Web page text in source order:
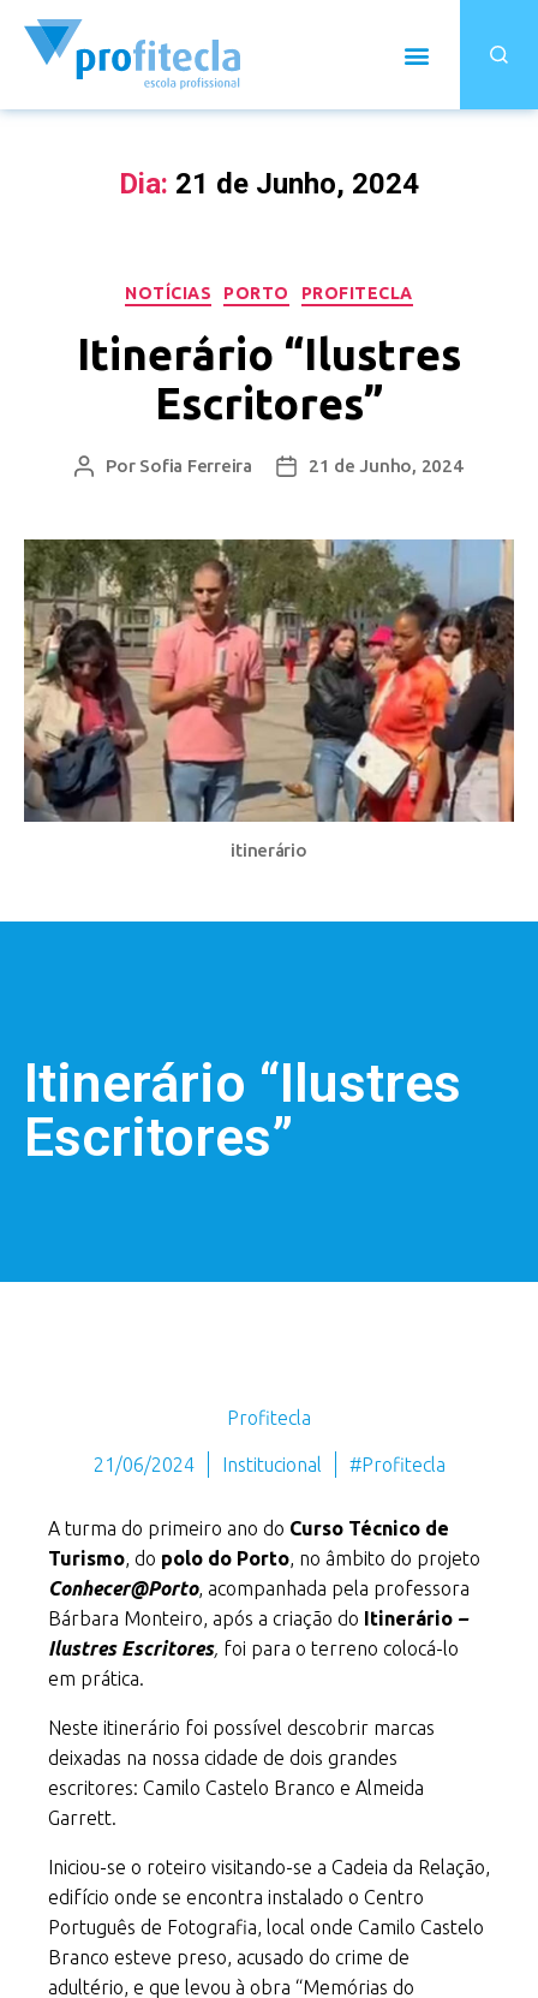
Dia: 21 de Junho, 2024
NOTÍCIAS PORTO PROFITECLA
Itinerário “Ilustres
Escritores”
Por Sofia Ferreira 21 de Junho, 2024
itinerário
Itinerário “Ilustres
Escritores”
Profitecla
21/06/2024 Institucional #Profitecla
A turma do primeiro ano do Curso Técnico de
Turismo , do polo do Porto , no âmbito do projeto
Conhecer@Porto, acompanhada pela professora
Bárbara Monteiro, após a criação do Itinerário –
Ilustres Escritores, foi para o terreno colocá-lo
em prática.
Neste itinerário foi possível descobrir marcas
deixadas na nossa cidade de dois grandes
escritores: Camilo Castelo Branco e Almeida
Garrett.
Iniciou-se o roteiro visitando-se a Cadeia da Relação,
edifício onde se encontra instalado o Centro
Português de Fotografia, local onde Camilo Castelo
Branco esteve preso, acusado do crime de
adultério, e que levou à obra “Memórias do